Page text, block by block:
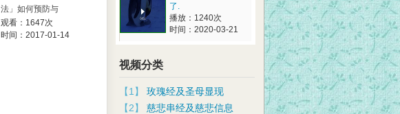
法」如何预防与
观看：1647次
时间：2017-01-14
了.
播放：1240次
时间：2020-03-21
视频分类
【1】 玫瑰经及圣母显现
【2】 慈悲串经及慈悲信息